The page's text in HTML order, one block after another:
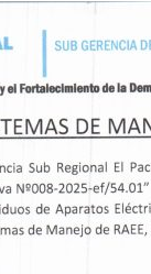
tras